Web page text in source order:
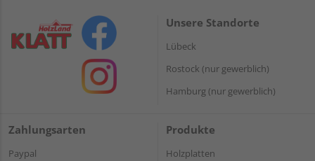
Unsere Standorte
Lübeck
Rostock (nur gewerblich)
Hamburg (nur gewerblich)
Zahlungsarten
Paypal
Produkte
Holzplatten